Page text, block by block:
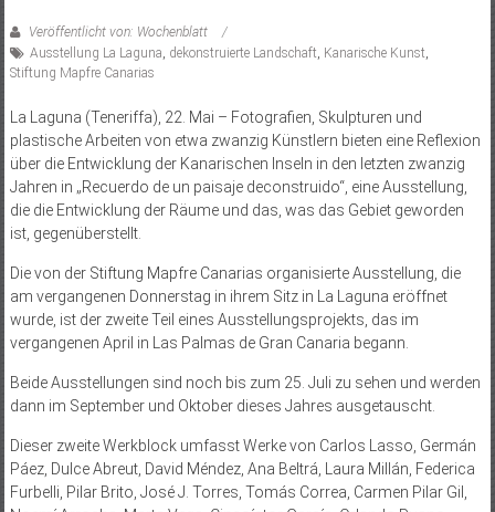
Veröffentlicht von: Wochenblatt
Ausstellung La Laguna dekonstruierte Landschaft Kanarische Kunst
Stiftung Mapfre Canarias
La Laguna (Teneriffa), 22. Mai – Fotografien, Skulpturen und
plastische Arbeiten von etwa zwanzig Künstlern bieten eine Reflexion
über die Entwicklung der Kanarischen Inseln in den letzten zwanzig
Jahren in „Recuerdo de un paisaje deconstruido“, eine Ausstellung,
die die Entwicklung der Räume und das, was das Gebiet geworden
ist, gegenüberstellt.
Die von der Stiftung Mapfre Canarias organisierte Ausstellung, die
am vergangenen Donnerstag in ihrem Sitz in La Laguna eröffnet
wurde, ist der zweite Teil eines Ausstellungsprojekts, das im
vergangenen April in Las Palmas de Gran Canaria begann.
Beide Ausstellungen sind noch bis zum 25. Juli zu sehen und werden
dann im September und Oktober dieses Jahres ausgetauscht.
Dieser zweite Werkblock umfasst Werke von Carlos Lasso, Germán
Páez, Dulce Abreut, David Méndez, Ana Beltrá, Laura Millán, Federica
Furbelli, Pilar Brito, José J. Torres, Tomás Correa, Carmen Pilar Gil,